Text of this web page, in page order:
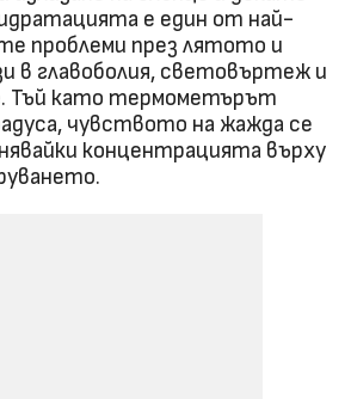
е един от най-
проблеми през лятото и
в главоболия, световъртеж и
Тъй като термометърът
чувството на жажда се
концентрацията върху